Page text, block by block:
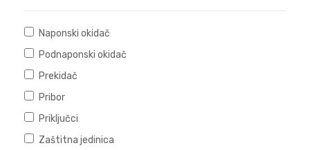
Naponski okidač
Podnaponski okidač
Prekidač
Pribor
Priključci
Zaštitna jedinica